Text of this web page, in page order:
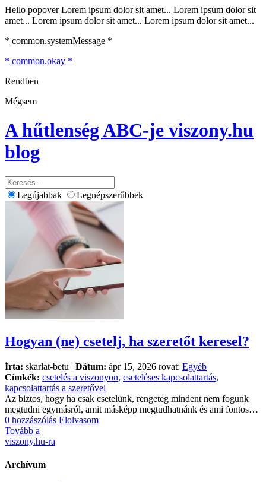
Hello popover Lorem ipsum dolor sit amet... Lorem ipsum dolor sit
amet... Lorem ipsum dolor sit amet... Lorem ipsum dolor sit amet...
* common.systemMessage *
* common.okay *
Rendben
Mégsem
A hűtlenség ABC-je viszony.hu
blog
Legújabbak Legnépszerűbbek
Hogyan (ne) csetelj, ha szeretőt keresel?
Írta: skarlat-betu | Dátum: ápr 15, 2026 rovat: Egyéb
Címkék: csetelés a viszonyon, cseteléses kapcsolattartás,
kapcsolattartás a szeretővel
Az biztos, hogy ha csak csetelünk, rengeteg mindent nem fogunk
megtudni egymásról, amit másképp megtudhatnánk és ami fontos…
0 hozzászólás Elolvasom
Tovább a
viszony.hu-ra
Archívum